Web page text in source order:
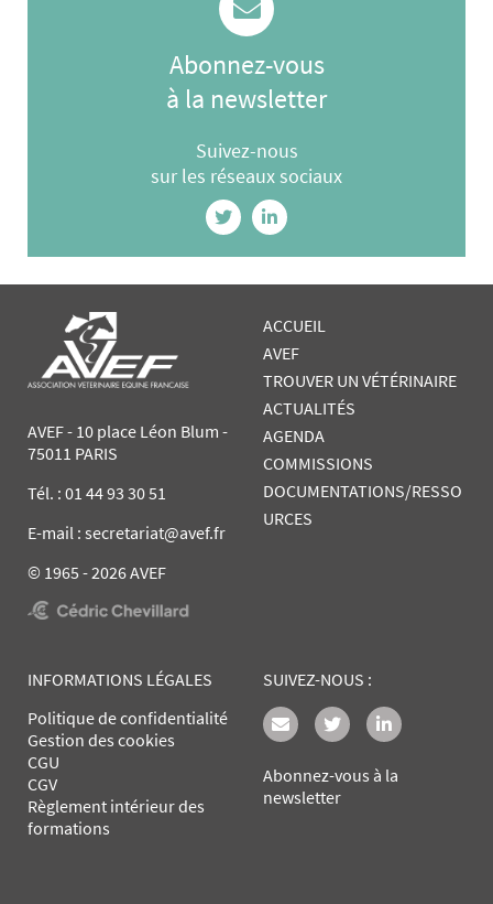
Abonnez-vous
à la newsletter
Suivez-nous
sur les réseaux sociaux
AVEF - 10 place Léon Blum -
75011 PARIS
Tél. : 01 44 93 30 51
E-mail : secretariat@avef.fr
© 1965 - 2026 AVEF
ACCUEIL
AVEF
TROUVER UN VÉTÉRINAIRE
ACTUALITÉS
AGENDA
COMMISSIONS
DOCUMENTATIONS/RESSO
URCES
INFORMATIONS LÉGALES
Politique de confidentialité
Gestion des cookies
CGU
CGV
Règlement intérieur des
formations
SUIVEZ-NOUS :
Abonnez-vous à la
newsletter